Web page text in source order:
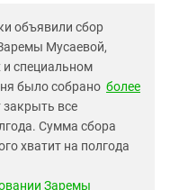
объявили сбор
Мусаевой,
и специальном
было собрано более
закрыть все
Сумма сбора
хватит на полгода
Заремы